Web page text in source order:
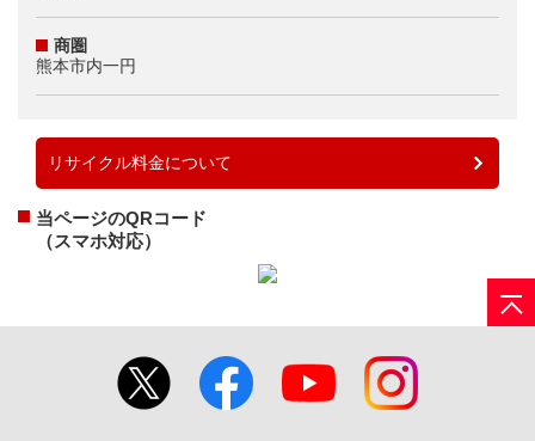
商圏
熊本市内一円
リサイクル料金について
当ページのQRコード
（スマホ対応）